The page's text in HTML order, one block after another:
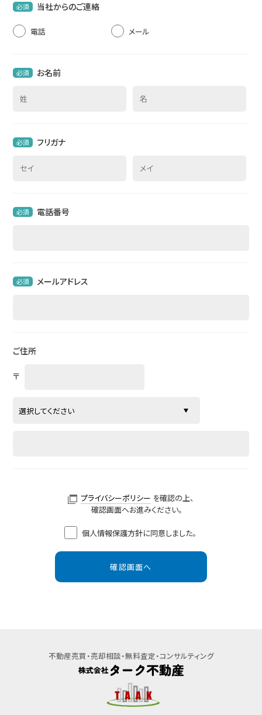
事業用
当社からのご連絡
必須
電話 メール
お名前
必須
フリガナ
必須
電話番号
必須
メールアドレス
必須
ご住所
〒
プライバシーポリシー を確認の上、
確認画面へお進みください。
個人情報保護方針に同意しました。
不動産売買・売却相談・無料査定・コンサルティング